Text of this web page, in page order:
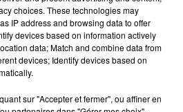
2026
avec des invités...
2026
G sur son nouveau single
choices. These technologies may
IP address and browsing data to offer
devices based on information actively
data; Match and combine data from
devices; Identify devices based on
sur "Accepter et fermer", ou affiner en